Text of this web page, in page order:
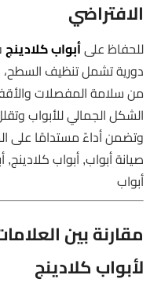
الافتراضي
للحفاظ علىأبواب كلادينج
دورية تشمل تنظيف
من سلامة المفصلات
الشكل الجمالي للأبواب
وتضمن أداءً مستدامًا على
صيانة أبواب, أبواب
أبواب
مقارنة بين
لأبواب كلادينج